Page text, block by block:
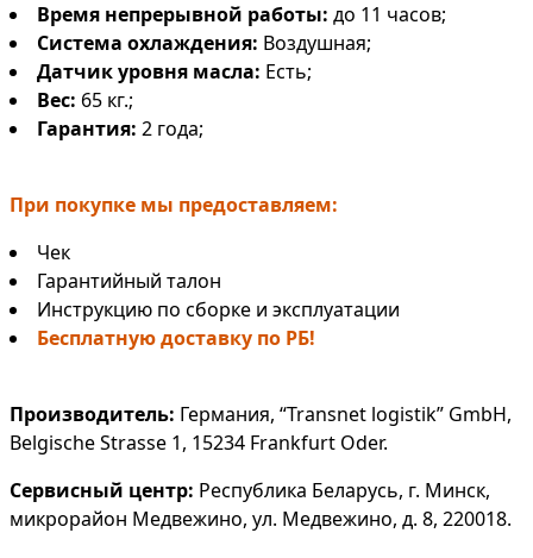
Время непрерывной работы: до 11 часов;
Система охлаждения: Воздушная;
Датчик уровня масла: Есть;
Вес: 65 кг.;
Гарантия: 2 года;
При покупке мы предоставляем:
Чек
Гарантийный талон
Инструкцию по сборке и эксплуатации
Бесплатную доставку по РБ!
Производитель: Германия, “Transnet logistik” GmbH,
Belgische Strasse 1, 15234 Frankfurt Oder.
Сервисный центр: Республика Беларусь, г. Минск,
микрорайон Медвежино, ул. Медвежино, д. 8, 220018.